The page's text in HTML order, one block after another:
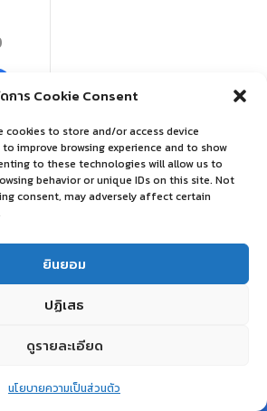
การ Cookie Consent
cookies to store and/or access device
improve browsing experience and to show
to these technologies will allow us to
behavior or unique IDs on this site. Not
consent, may adversely affect certain
ยินยอม
ปฏิเสธ
ดูรายละเอียด
นโยบายความเป็นส่วนตัว
Wishlist